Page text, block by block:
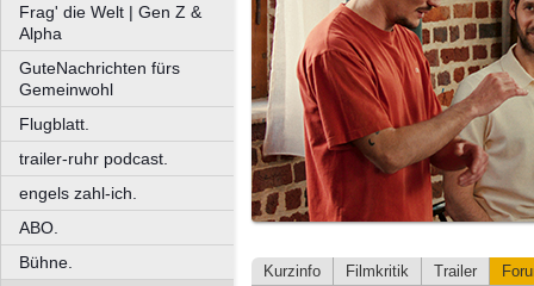
Frag' die Welt | Gen Z &
Alpha
GuteNachrichten fürs
Gemeinwohl
Flugblatt.
trailer-ruhr podcast.
engels zahl-ich.
ABO.
Bühne.
Kurzinfo Filmkritik Trailer